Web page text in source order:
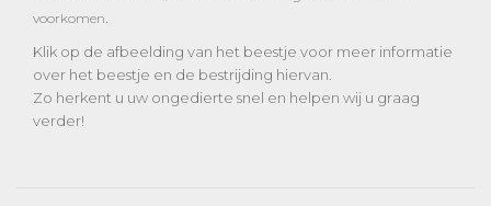
voorkomen.
Klik op de afbeelding van het beestje voor meer informatie
over het beestje en de bestrijding hiervan.
Zo herkent u uw ongedierte snel en helpen wij u graag
verder!